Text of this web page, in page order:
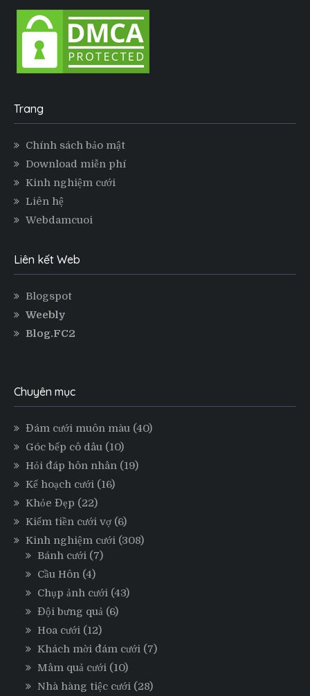
Trang
Chính sách bảo mật
Download miễn phí
Kinh nghiệm cưới
Liên hệ
Webdamcuoi
Liên kết Web
Blogspot
Weebly
Blog.FC2
Chuyên mục
Đám cưới muôn màu (40)
Góc bếp cô dâu (10)
Hỏi đáp hôn nhân (19)
Kế hoạch cưới (16)
Khỏe Đẹp (22)
Kiếm tiền cưới vợ (6)
Kinh nghiệm cưới (308)
Bánh cưới (7)
Cầu Hôn (4)
Chụp ảnh cưới (43)
Đội bưng quả (6)
Hoa cưới (12)
Khách mời đám cưới (7)
Mâm quả cưới (10)
Nhà hàng tiệc cưới (28)